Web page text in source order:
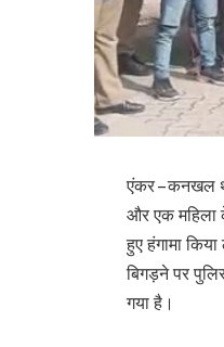
एंकर – कनखल
और एक महिला
हुए हंगामा
बिगड़ने पर
गया है।